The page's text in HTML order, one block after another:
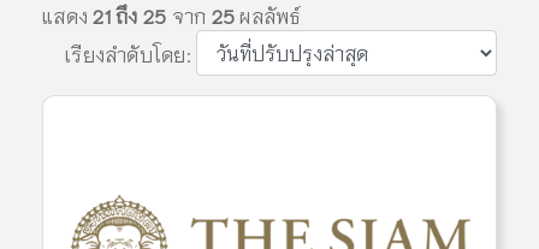
แสดง21 ถึง 25 จาก 25 ผลลัพธ์
เรียงลำดับโดย: